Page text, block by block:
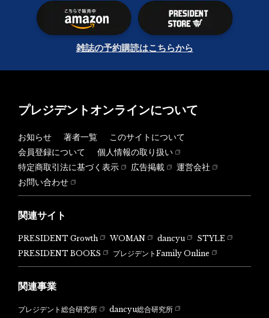
雑誌の予約購読はこちらから
プレジデントオンラインについて
お知らせ 著者一覧
このサイトについて
会員登録について
個人情報の取り扱い
特定商取引法に基づく表示
広告掲載
運営会社
お問い合わせ
関連サイト
PRESIDENT Growth WOMAN dancyu
STYLE
PRESIDENT BOOKS
プレジデントFamily Online
関連事業
プレジデント総合研究所 dancyu総合研究所